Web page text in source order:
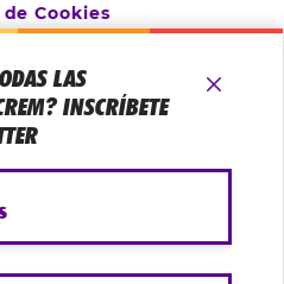
LAS
INSCRÍBETE
Cookies
cookies